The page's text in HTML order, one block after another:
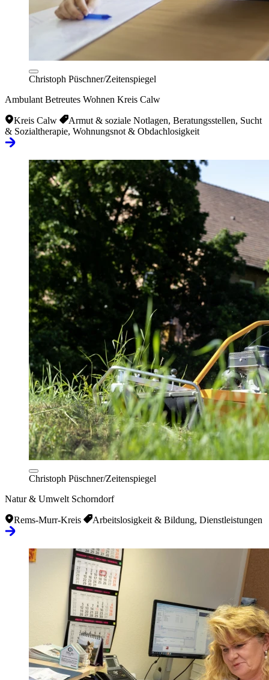
Christoph Püschner/Zeitenspiegel
Ambulant Betreutes Wohnen Kreis Calw
Kreis Calw
Armut & soziale Notlagen, Beratungsstellen, Sucht
& Sozialtherapie, Wohnungsnot & Obdachlosigkeit
Christoph Püschner/Zeitenspiegel
Natur & Umwelt Schorndorf
Rems-Murr-Kreis Arbeitslosigkeit & Bildung, Dienstleistungen